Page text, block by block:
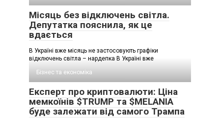
Місяць без відключень світла.
Депутатка пояснила, як це
вдається
В Україні вже місяць не застосовують графіки
відключень світла – нардепка В Україні вже
Бізнес та економіка
Експерт про криптовалюти: Ціна
мемкоїнів $TRUMP та $MELANIA
буде залежати від самого Трампа